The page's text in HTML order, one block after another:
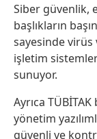
Siber güvenlik,
başlıkların
sayesinde virüs
işletim
sunuyor.
Ayrıca
yönetim
güvenli ve